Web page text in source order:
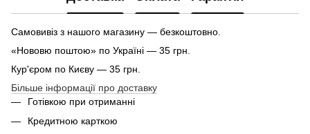
Самовивіз з нашого магазину — безкоштовно.
«Нововю поштою» по Україні — 35 грн.
Кур'єром по Києву — 35 грн.
Більше інформації про доставку
Готівкою при отриманні
Кредитною карткою